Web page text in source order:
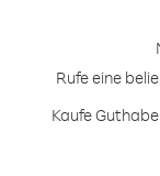
Rufe eine
Kaufe